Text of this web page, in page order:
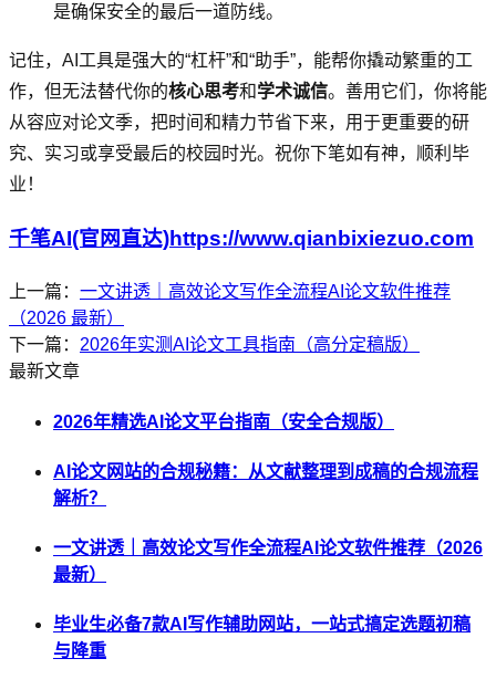
是确保安全的最后一道防线。
记住，AI工具是强大的“杠杆”和“助手”，能帮你撬动繁重的工
作，但无法替代你的核心思考和学术诚信。善用它们，你将能
从容应对论文季，把时间和精力节省下来，用于更重要的研
究、实习或享受最后的校园时光。祝你下笔如有神，顺利毕
业！
千笔AI(官网直达)https://www.qianbixiezuo.com
上一篇： 一文讲透｜高效论文写作全流程AI论文软件推荐
（2026 最新）
下一篇： 2026年实测AI论文工具指南（高分定稿版）
最新文章
2026年精选AI论文平台指南（安全合规版）
AI论文网站的合规秘籍：从文献整理到成稿的合规流程
解析？
一文讲透｜高效论文写作全流程AI论文软件推荐（2026
最新）
毕业生必备7款AI写作辅助网站，一站式搞定选题初稿
与降重